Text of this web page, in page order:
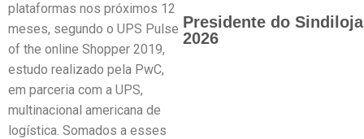
plataformas nos próximos 12
meses, segundo o UPS Pulse
of the online Shopper 2019,
estudo realizado pela PwC,
em parceria com a UPS,
multinacional americana de
logística. Somados a esses
Presidente do
2026